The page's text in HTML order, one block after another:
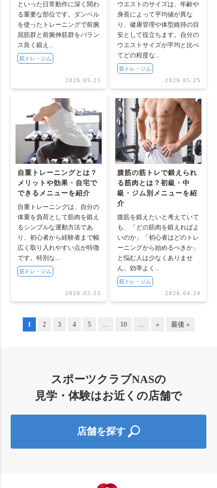
といった日常動作に深く関わ
る重要な部位です。ダンベル
を使ったトレーニングで前腕
屈筋群と前腕伸筋群をバラン
ス良く鍛え...
筋トレ・ジム
2026.05.25
ウエストのサイズは、年齢や
身長によって平均値が異な
り、健康管理や体型維持の目
安として役立ちます。自分の
ウエストサイズが平均と比べ
てどの程度な...
筋トレ・ジム
2026.05.25
自重トレーニングとは？
メリットや効果・自宅で
できるメニューを紹介
自重トレーニングは、自分の
体重を負荷として筋肉を鍛え
るシンプルな運動方法であ
り、初心者から経験者まで幅
広く取り入れやすい点が特徴
です。特別な...
筋トレ・ジム
2026.05.25
腹筋の筋トレで鍛えられ
る筋肉とは？初級・中
級・ジム別メニューを紹
介
腹筋を鍛えたいと考えていて
も、「どの筋肉を鍛えればよ
いのか」「初心者はどのトレ
ーニングから始めるべきか」
と悩む人は少なくありませ
ん。効率よく...
筋トレ・ジム
2026.04.24
1 2 3 4 5 ... 10 ... » 最後 »
スポーツクラブNASの
見学・体験はお近くの店舗で
店舗を探す